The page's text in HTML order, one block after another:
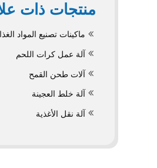
منتجات ذات
ماكينات تصنيع المواد
آلة عمل كرات اللحم
آلات طحن القمح
آلة خلط العجينة
آلة نقل الأغذية